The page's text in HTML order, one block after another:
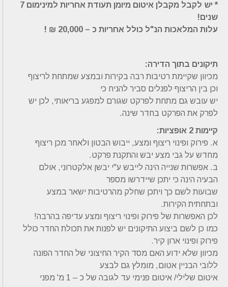
* יש לקבל מקבלן איטום מיומן תעודת אחריות למינימום 7
שנים!
עלות המלאכות הנ"ל כולל אחריות כ – 20,000 ₪ !
תיקונים בתוך הדירה:
מכיוון שקיימת רטיבות רבה בקירות ובמצע שמתחת לריצוף
וכן בין הריצוף לפנלים סביר להניח כי
יש עובש גם מתחת לפרקט שגורם למפגע בריאותי, לכן יש
לפרק את הפרקט בחדר שינה.
קיימות 2 אופציות:
א. פירוק ופינוי ריצוף ומצע, ייבוש הבטון ולאחר מכן ריצוף
מחדש על גבי מצע יבש והתקנת פרקט.
ב. אפשרות שנייה הינה לייבש ע"י יבשן אלקטרוני, אולם
הבעיה הינה כי יתכן שיידרשו מספר
שבועות לשם כך ויתכן שחלק מהרטיבות ישאר במצע
ובתחתית הקירות.
לכן האפשרות של פירוק ופינוי ריצוף ומצע עדיפה בהרבה!
כמו כן לשם ביצוע התיקונים יש לפנות את תכולת החדר כולל
פירוק ופינוי ארון קיר.
מכיוון שלא ידוע האם מסד הקיר החיצוני של החדר הפונה
ללובי הבניין אטום, מומלץ גם לבצע
איטום שלילי/ איטום פנימי עד לגובה של כ – 1 מ' מפני